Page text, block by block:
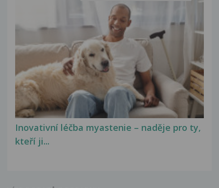
Inovativní léčba myastenie – naděje pro ty,
kteří ji...